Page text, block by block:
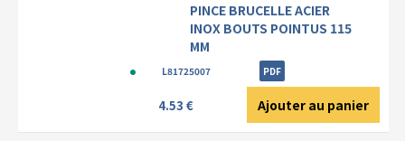
PINCE BRUCELLE ACIER
INOX BOUTS POINTUS 115
MM
L81725007 PDF
4.53 € Ajouter au panier